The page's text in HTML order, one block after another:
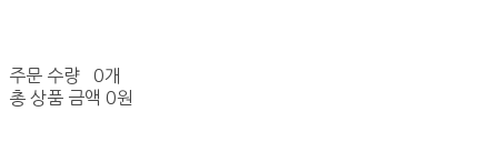
주문 수량
0개
총 상품 금액 0원